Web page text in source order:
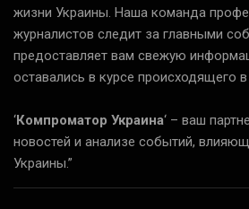
жизни Украины. Наша команда
журналистов следит за главными
предоставляет вам свежую
оставались в курсе происходящего в
‘Компроматор Украина‘ – ваш
новостей и анализе событий,
Украины.”